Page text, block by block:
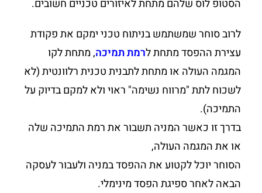
הסטופ לוס שלהם מתחת לאיזורים טכניים חשובים.
לרוב סוחר שמשתמש בניתוח טכני ימקם את פקודת
עצירת ההפסד מתחת לרמת תמיכה, מתחת לקו
המגמה העולה או מתחת לתבנית טכנית רלוונטית (לא
לשכוח לתת "מרווח נשימה" ראוי ולא למקם בדיוק על
התמיכה).
בדרך זו כאשר המניה תשבור את רמת התמיכה שלה
או את המגמה העולה,
הסוחר יוכל לקטוע את ההפסד במניה ולעבור לעסקה
הבאה לאחר ספיגת הפסד מינימלי.